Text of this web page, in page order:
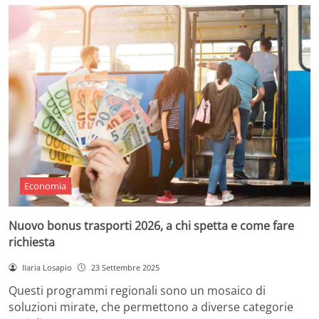
Economia
Nuovo bonus trasporti 2026, a chi spetta e come fare
richiesta
Ilaria Losapio 23 Settembre 2025
Questi programmi regionali sono un mosaico di
soluzioni mirate, che permettono a diverse categorie